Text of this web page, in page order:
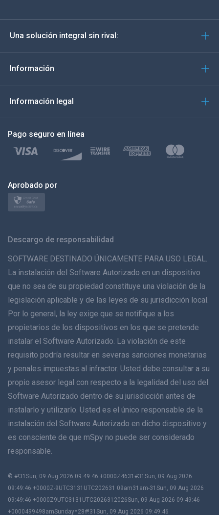
Deutsch
Italiano
Türkçe
Polski
日本
ภาษาไทย
Dansk
हिंदी
עברית
Română
Ελληνικά
Tiếng Việt
Eslovenia
Una solución integral sin rival:
Información
Información legal
Pago seguro en línea
Aprobado por
Descargo de responsabilidad
SOFTWARE DESTINADO ÚNICAMENTE PARA USO LEGAL.
La instalación del Software Autorizado en un dispositivo
que no sea de su propiedad constituye una violación de la
legislación aplicable y de las leyes de su jurisdicción local.
Por lo general, la ley exige que se notifique a los
propietarios de los dispositivos en los que se pretende
instalar el Software Autorizado. La violación de este
requisito podría resultar en severas sanciones monetarias
y penales impuestas al infractor. Usted debe consultar a su
propio asesor legal con respecto a la legalidad del uso del
Software Autorizado dentro de su jurisdicción antes de
instalarlo y utilizarlo. Usted es el único responsable de la
instalación del Software Autorizado en dicho dispositivo y
es consciente de que mSpy no puede ser considerado
responsable.
© #!31Sun, 09 Aug 2026 09:49:46 +0000Z4631#31Sun, 09 Aug 2026
09:49:46 +0000Z-9UTC3131UTC202631 09am31am-31Sun, 09 Aug 2026
09:49:46 +0000Z9UTC3131UTC2026312026Sun, 09 Aug 2026 09:49:46
+0000499498amSunday=28#!31Sun, 09 Aug 2026 09:49:46